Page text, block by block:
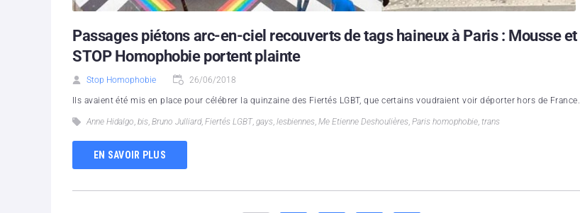
Passages piétons arc-en-ciel recouverts de tags haineux à Paris : Mousse et
STOP Homophobie portent plainte
Stop Homophobie 26/06/2018
Ils avaient été mis en place pour célébrer la quinzaine des Fiertés LGBT, que certains voudraient voir déporter hors de France.
Anne Hidalgo, bis, Bruno Julliard, Fiertés LGBT, gays, lesbiennes, Me Etienne Deshoulières, Paris homophobie, trans
EN SAVOIR PLUS